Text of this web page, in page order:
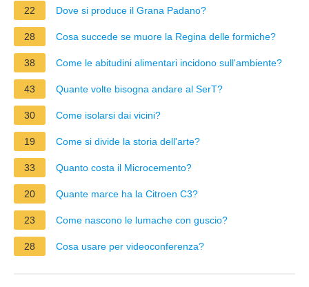
22 Dove si produce il Grana Padano?
28 Cosa succede se muore la Regina delle formiche?
38 Come le abitudini alimentari incidono sull'ambiente?
43 Quante volte bisogna andare al SerT?
30 Come isolarsi dai vicini?
19 Come si divide la storia dell'arte?
33 Quanto costa il Microcemento?
20 Quante marce ha la Citroen C3?
23 Come nascono le lumache con guscio?
28 Cosa usare per videoconferenza?